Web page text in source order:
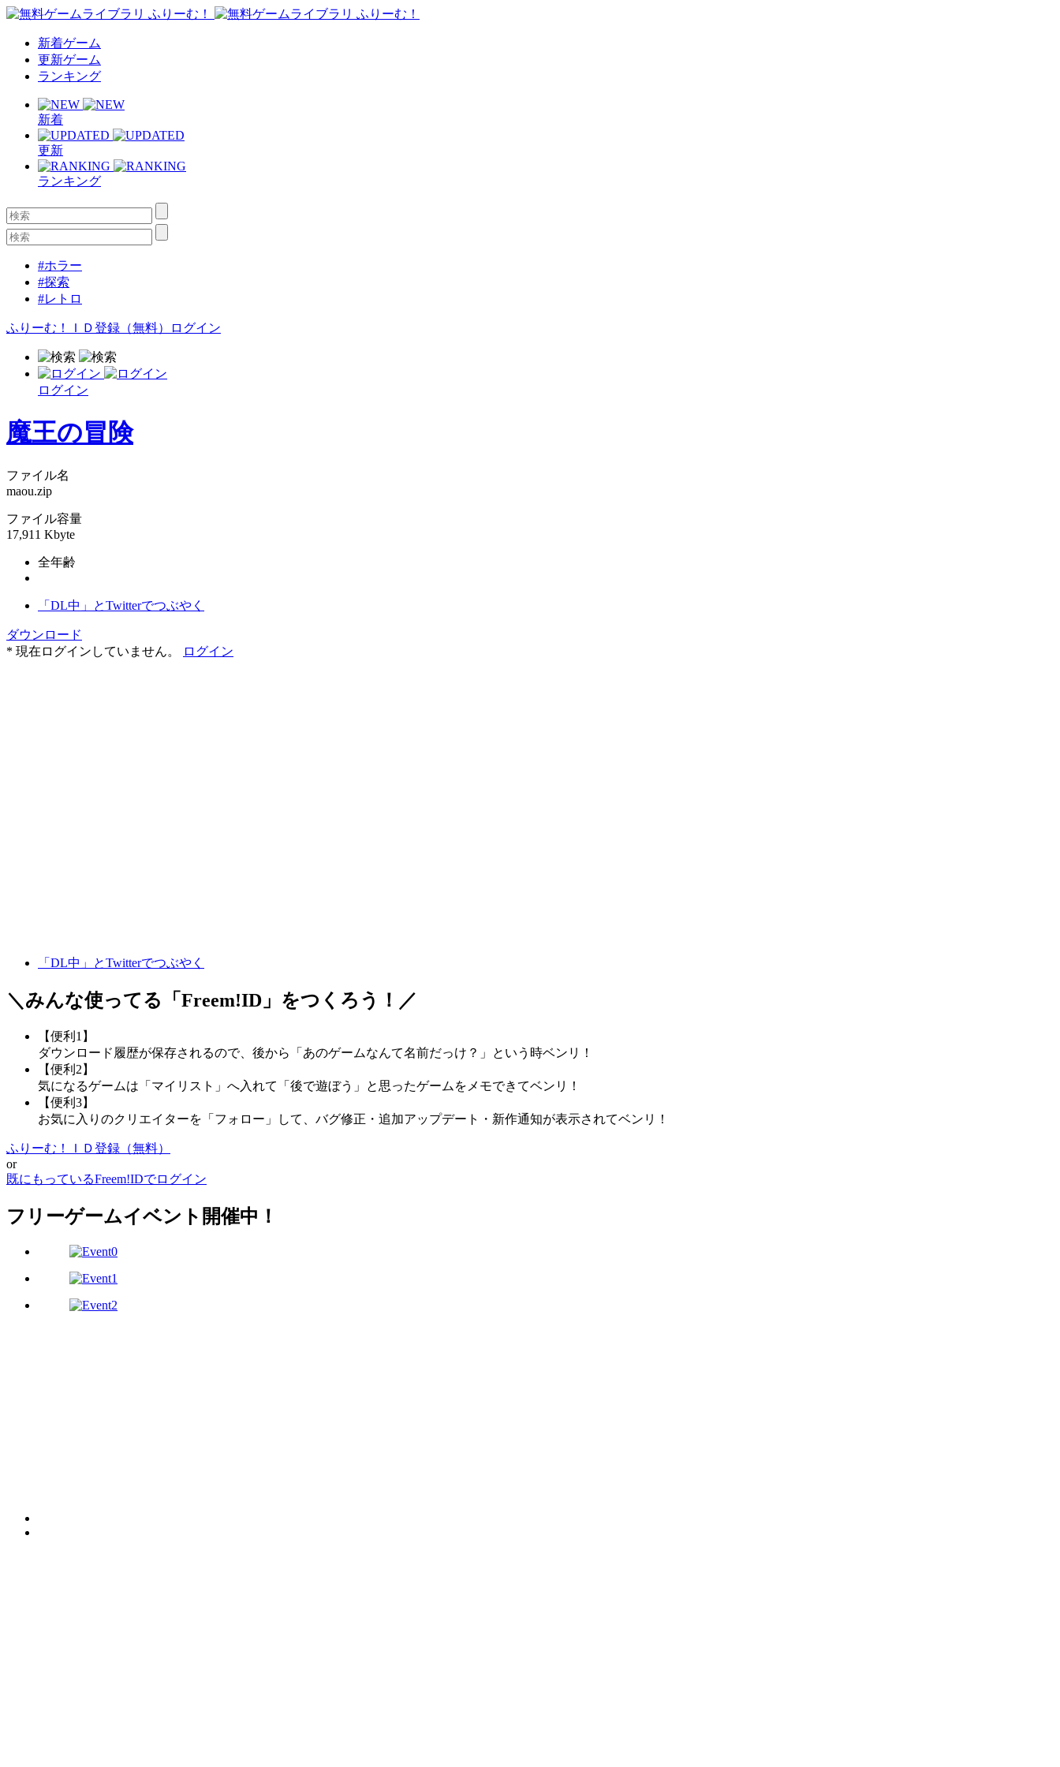
新着ゲーム
更新ゲーム
ランキング
新着
更新
ランキング
#ホラー
#探索
#レトロ
ふりーむ！ＩＤ登録（無料） ログイン
ログイン
魔王の冒険
ファイル名
maou.zip
ファイル容量
17,911 Kbyte
全年齢
「DL中」とTwitterでつぶやく
ダウンロード
* 現在ログインしていません。
ログイン
「DL中」とTwitterでつぶやく
＼みんな使ってる「 Freem!ID 」をつくろう！／
【便利1】
ダウンロード履歴が保存されるので、後から「あのゲームなんて名前だっけ？」という時ベンリ！
【便利2】
気になるゲームは「マイリスト」へ入れて「後で遊ぼう」と思ったゲームをメモできてベンリ！
【便利3】
お気に入りのクリエイターを「フォロー」して、バグ修正・追加アップデート・新作通知が表示されてベンリ！
ふりーむ！ＩＤ登録（無料）
or
既にもっているFreem!IDでログイン
フリーゲームイベント開催中！